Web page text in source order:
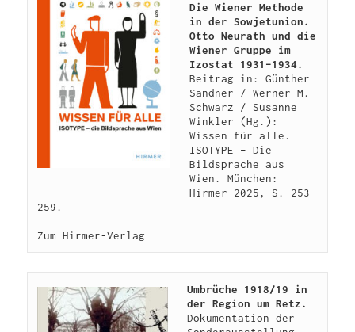
Die Wiener Methode
in der Sowjetunion.
Otto Neurath und die
Wiener Gruppe im
Izostat 1931–1934.
Beitrag in: Günther
Sandner / Werner M.
Schwarz / Susanne
Winkler (Hg.):
Wissen für alle.
ISOTYPE – Die
Bildsprache aus
Wien. München:
Hirmer 2025, S. 253-
259.
Zum Hirmer-Verlag
Umbrüche 1918/19 in
der Region um Retz.
Dokumentation der